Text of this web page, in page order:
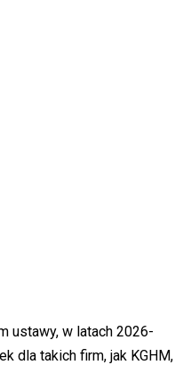
ustawy, w latach 2026-
dla takich firm, jak KGHM,